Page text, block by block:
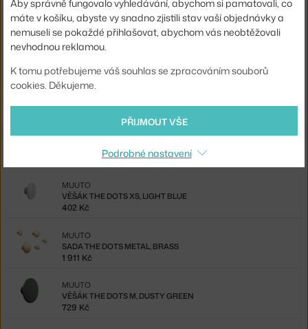
Typ věšáku:
nástěnný, vhodné jako úchytka
Kód produktu MUU-DOTWO1716
EAN
5713294390249
Ste zo Slovenska? Prejdite na
VĚŠÁK THE DOTS XS, LIGHT BLUE
MUUTO
402 Kč
SADA THE DOTS METAL, BRASS
MUUTO
1 911 Kč
VĚŠÁK THE DOTS M, DUSTY GREEN
MUUTO
729 Kč
Aby správně fungovalo vyhledávání, abychom si pamatovali, co
máte v košíku, abyste vy snadno zjistili stav vaší objednávky a
nemuseli se pokaždé přihlašovat, abychom vás neobtěžovali
nevhodnou reklamou.
K tomu potřebujeme váš souhlas se zpracováním souborů
cookies. Děkujeme.
PŘIJMOUT VŠE
Podrobné nastavení